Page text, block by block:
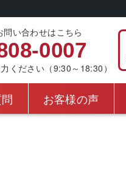
い合わせはこちら
0007
ください（9:30～18:30）
お客様の声